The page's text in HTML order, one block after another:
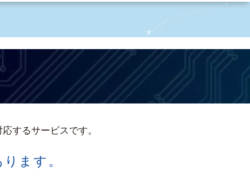
するサービスです。
ます。